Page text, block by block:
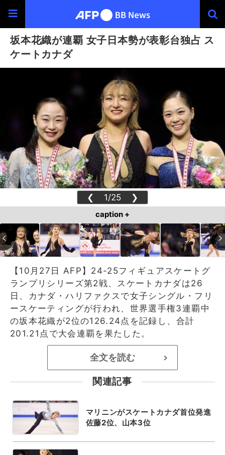
坂本花織が連覇 女子日本勢が表彰台独占 ス
ケートカナダ
❮ 1/25 ❯
caption +
【10月27日 AFP】24-25フィギュアスケートグ
ランプリシリーズ第2戦、スケートカナダは26
日、カナダ・ハリファクスで女子シングル・フリ
ースケーティングが行われ、世界選手権3連覇中
の坂本花織が2位の126.24点を記録し、合計
201.21点で大会連覇を果たした。
全文を読む >
関連記事
マリニンがスケートカナダ首位発進
佐藤2位、山本3位